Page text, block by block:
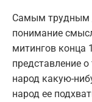
Самым трудным
понимание
митингов конца
представление
народ какую-
народ ее